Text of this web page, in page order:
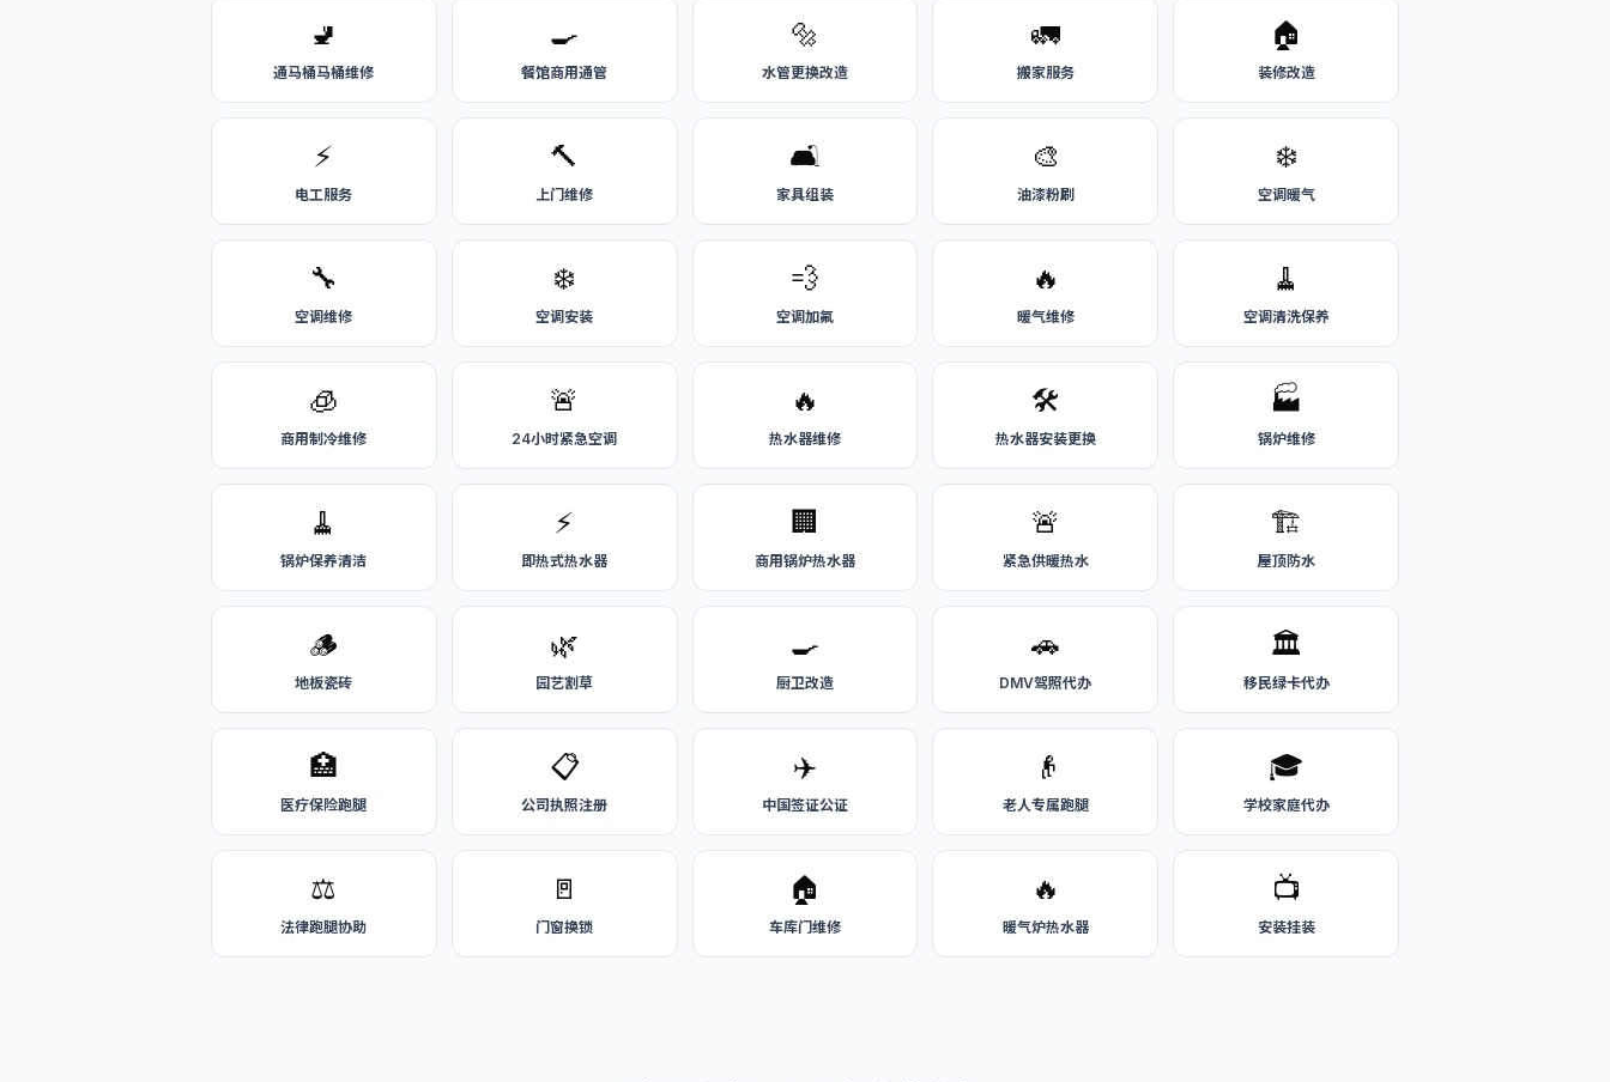
🚽
通马桶马桶维修
🍳
餐馆商用通管
🔩
水管更换改造
🚛
搬家服务
🏠
装修改造
⚡
电工服务
🔨
上门维修
🛋️
家具组装
🎨
油漆粉刷
❄️
空调暖气
🔧
空调维修
❄️
空调安装
💨
空调加氟
🔥
暖气维修
🧹
空调清洗保养
🧊
商用制冷维修
🚨
24小时紧急空调
🔥
热水器维修
🛠️
热水器安装更换
🏭
锅炉维修
🧹
锅炉保养清洁
⚡
即热式热水器
🏢
商用锅炉热水器
🚨
紧急供暖热水
🏗️
屋顶防水
🪵
地板瓷砖
🌿
园艺割草
🍳
厨卫改造
🚗
DMV驾照代办
🏛️
移民绿卡代办
🏥
医疗保险跑腿
📋
公司执照注册
✈️
中国签证公证
👴
老人专属跑腿
🎓
学校家庭代办
⚖️
法律跑腿协助
🚪
门窗换锁
🏠
车库门维修
🔥
暖气炉热水器
📺
安装挂装